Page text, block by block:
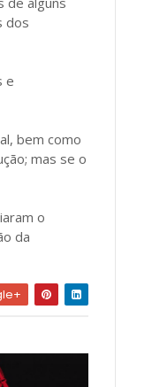
dos
e
bem como
mas se o
o
da